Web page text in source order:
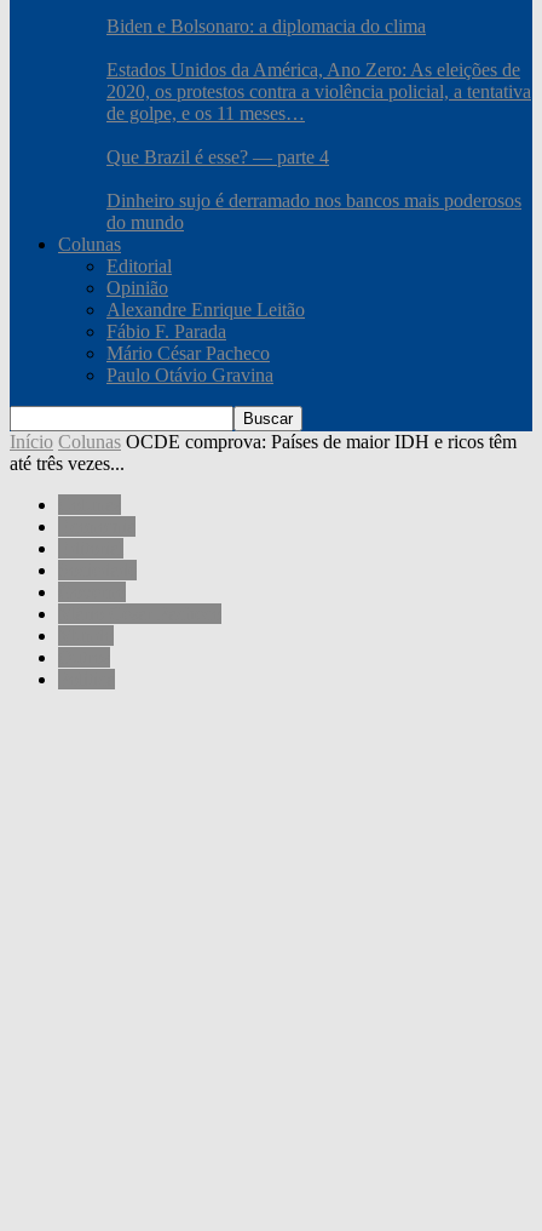
Biden e Bolsonaro: a diplomacia do clima
Estados Unidos da América, Ano Zero: As eleições de
2020, os protestos contra a violência policial, a tentativa
de golpe, e os 11 meses…
Que Brazil é esse? — parte 4
Dinheiro sujo é derramado nos bancos mais poderosos
do mundo
Colunas
Editorial
Opinião
Alexandre Enrique Leitão
Fábio F. Parada
Mário César Pacheco
Paulo Otávio Gravina
Início Colunas OCDE comprova: Países de maior IDH e ricos têm
até três vezes...